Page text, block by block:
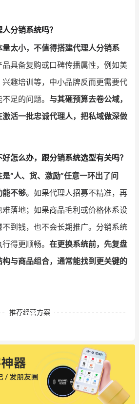
分销系统吗？
太小，不值得搭建代理人分销系
具备复购或口碑传播属性，例如美
趣培训等，中小品牌反而更需要代
足的问题。 与其砸预算去卷公域，
活一批忠诚代理人，把私域做深做
怎么办，跟分销系统选型有关吗？
“人、货、激励”任意一环出了问
能不够。如果代理人招募不精准，再
落地；如果商品毛利或价格体系设
到钱，也不会长期推广。分销系统
得更顺畅。 在更换系统前，先复盘
与商品组合，通常能找到更关键的
推荐经营方案